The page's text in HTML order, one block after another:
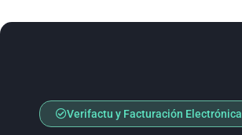
Verifactu y Facturación Electrónica